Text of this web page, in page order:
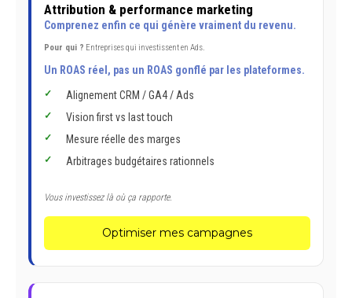
Attribution & performance marketing
Comprenez enfin ce qui génère vraiment du revenu.
Pour qui ? Entreprises qui investissent en Ads.
Un ROAS réel, pas un ROAS gonflé par les plateformes.
Alignement CRM / GA4 / Ads
Vision first vs last touch
Mesure réelle des marges
Arbitrages budgétaires rationnels
Vous investissez là où ça rapporte.
Optimiser mes campagnes